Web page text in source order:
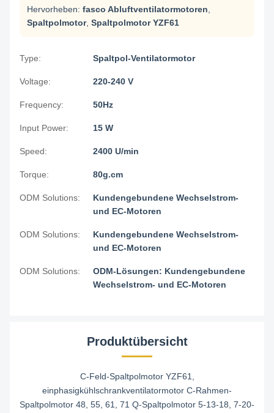
Hervorheben: fasco Abluftventilatormotoren
Spaltpolmotor, Spaltpolmotor YZF61
Type: Spaltpol-Ventilatormotor
Voltage: 220-240 V
Frequency: 50Hz
Input Power: 15 W
Speed: 2400 U/min
Torque: 80g.cm
ODM Solutions:
Kundengebundene Wechselstrom-
und EC-Motoren
ODM Solutions:
Kundengebundene Wechselstrom-
und EC-Motoren
ODM Solutions:
ODM-Lösungen: Kundengebundene
Wechselstrom- und EC-Motoren
Produktübersicht
C-Feld-Spaltpolmotor YZF61,
einphasigkühlschrankventilatormotor C-Rahmen-
Spaltpolmotor 48, 55, 61, 71 Q-Spaltpolmotor 5-13-18, 7-20-